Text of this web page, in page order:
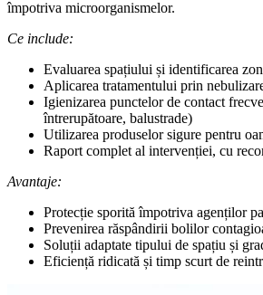
împotriva microorganismelor.
Ce include:
Evaluarea spațiului și identificarea
Aplicarea tratamentului prin
Igienizarea punctelor de contact
întrerupătoare, balustrade)
Utilizarea produselor sigure pentru
Raport complet al intervenției, cu
Avantaje:
Protecție sporită împotriva agenților
Prevenirea răspândirii bolilor
Soluții adaptate tipului de spațiu și
Eficiență ridicată și timp scurt de